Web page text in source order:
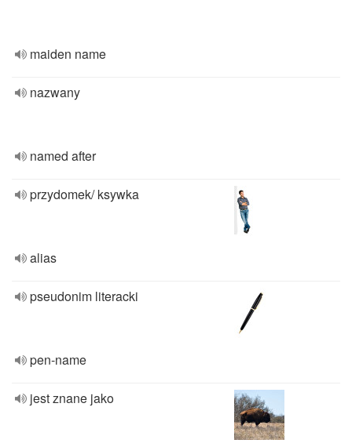
maiden name
nazwany
named after
przydomek/ ksywka
alias
pseudonim literacki
pen-name
jest znane jako